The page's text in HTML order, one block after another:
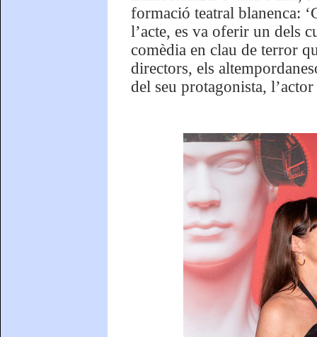
formació teatral blanenca:
l’acte, es va oferir un dels
comèdia en clau de terror
directors, els
del seu protagonista,